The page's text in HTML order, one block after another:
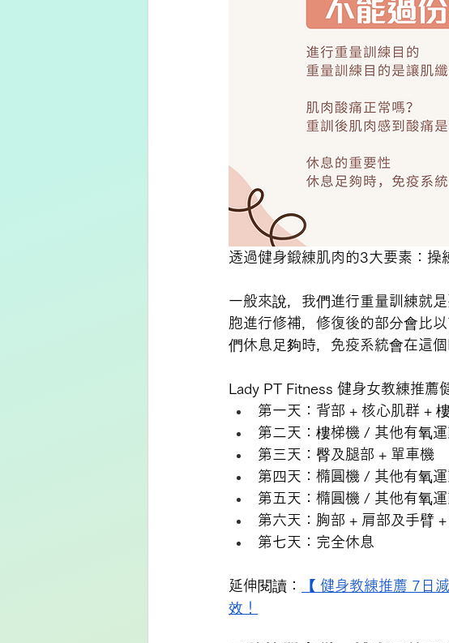
透過健身鍛練肌肉的3大要素：操
一般來說，我們進行重量訓練就
胞進行修補，修復後的部分會比
們休息足夠時，免疫系統會在這
Lady PT Fitness 健身女教練推薦
第一天：背部 + 核心肌群 +
第二天：樓梯機 / 其他有氧
第三天：臀及腿部 + 單車機
第四天：橢圓機 / 其他有氧
第五天：橢圓機 / 其他有氧
第六天：胸部 + 肩部及手臂
第七天：完全休息
延伸閱讀：
【 健身教練推薦 7日
效！